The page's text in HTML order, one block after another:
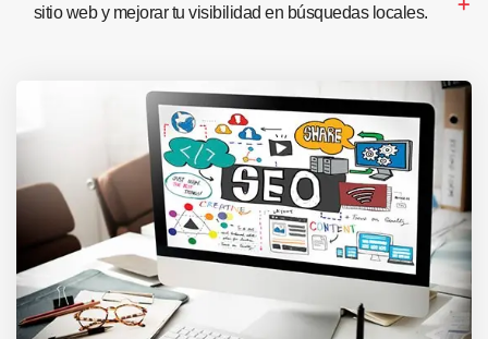
sitio web y mejorar tu visibilidad en búsquedas locales.